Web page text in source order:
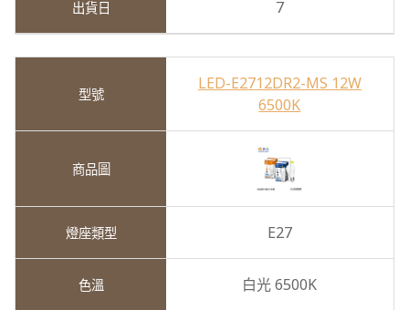
7
LED-E2712DR2-MS 12W
6500K
E27
白光 6500K